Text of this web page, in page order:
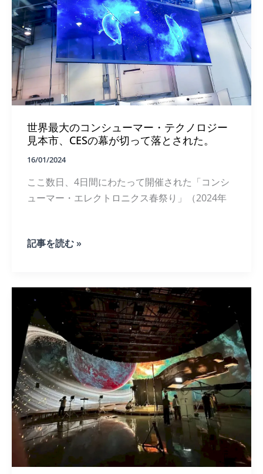
ド
ノ
ー
ト
の
究
極
の
透
デ
ィ
ス
プ
イ・
ソ
リ
ュ
シ
ョ
ン
世界最大のコンシューマー・テクノロジー
見本市、CESの幕が切って落とされた。
16/01/2024
ここ数日、4日間にわたって開催された「コンシ
ューマー・エレクトロニクス春祭り」（2024年
世
の
コ
ン
シ
ュ
ー
マ
ー・
テ
ク
ノ
ロ
ジ
ー
見
本
市、
記事を読む »